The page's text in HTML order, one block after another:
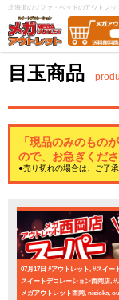
北海道のソファ・ベッドのアウトレッ
目玉商品
「現品のみのもの
ので、お急ぎくださ
●売り切れの場合は、ご了承
07月17日 #アウトレット, #スイー
スイートデコレーション西岡店, #
メガアウトレット西岡, nisioka,
スーパーアウトレッ